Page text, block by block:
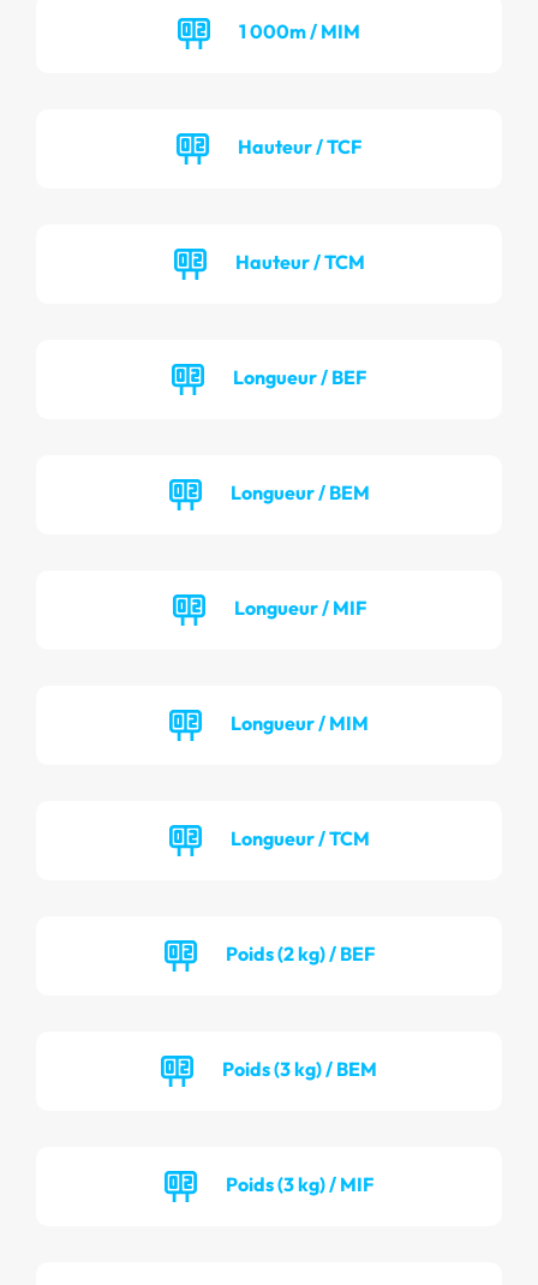
1 000m / MIM
Hauteur / TCF
Hauteur / TCM
Longueur / BEF
Longueur / BEM
Longueur / MIF
Longueur / MIM
Longueur / TCM
Poids (2 kg) / BEF
Poids (3 kg) / BEM
Poids (3 kg) / MIF